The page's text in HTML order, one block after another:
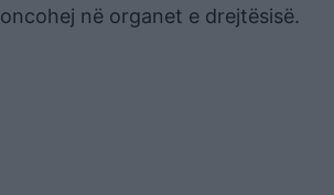
në organet e drejtësisë.